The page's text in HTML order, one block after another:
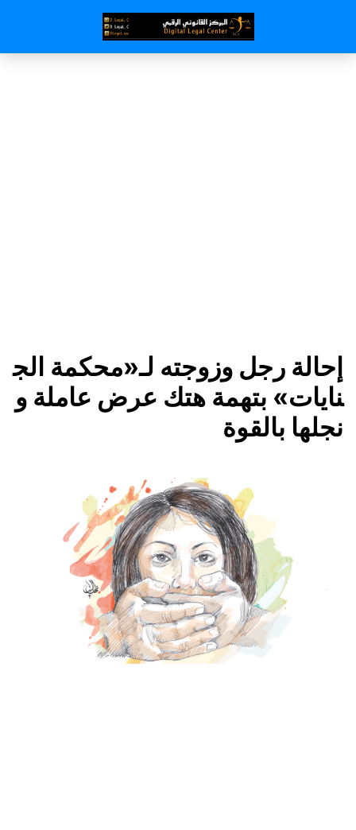
إحالة رجل وزوجته لـ«محكمة الج
نايات» بتهمة هتك عرض عاملة و
نجلها بالقوة